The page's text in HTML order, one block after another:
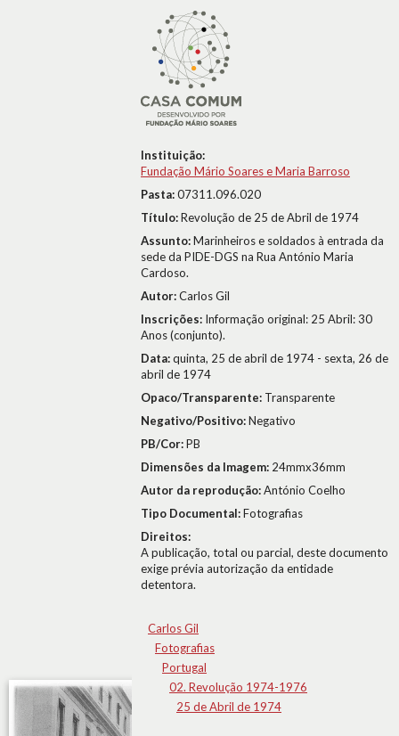
Instituição:
Fundação Mário Soares e Maria Barroso
Pasta:07311.096.020
Título:Revolução de 25 de Abril de 1974
Assunto:Marinheiros e soldados à entrada da
sede da PIDE-DGS na Rua António Maria
Cardoso.
Autor:Carlos Gil
Inscrições: Informação original: 25 Abril: 30
Anos (conjunto).
Data:quinta, 25 de abril de 1974 - sexta, 26 de
abril de 1974
Opaco/Transparente: Transparente
Negativo/Positivo:Negativo
PB/Cor:PB
Dimensões da Imagem: 24mmx36mm
Autor da reprodução:António Coelho
Tipo Documental:Fotografias
Direitos:
A publicação, total ou parcial, deste documento
exige prévia autorização da entidade
detentora.
Carlos Gil
Fotografias
Portugal
02. Revolução 1974-1976
25 de Abril de 1974